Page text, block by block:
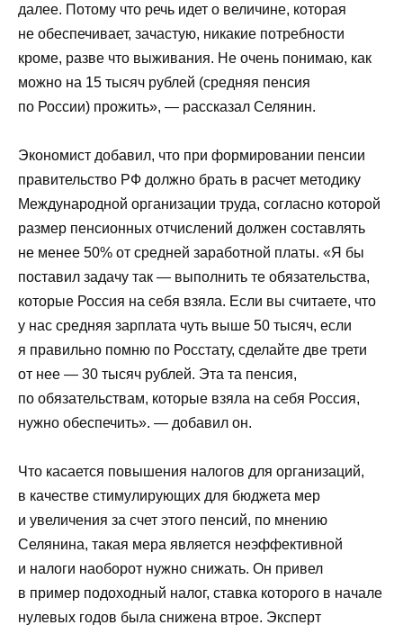
далее. Потому что речь идет о величине, которая
не обеспечивает, зачастую, никакие потребности
кроме, разве что выживания. Не очень понимаю, как
можно на 15 тысяч рублей (средняя пенсия
по России) прожить», — рассказал Селянин.
Экономист добавил, что при формировании пенсии
правительство РФ должно брать в расчет методику
Международной организации труда, согласно которой
размер пенсионных отчислений должен составлять
не менее 50% от средней заработной платы. «Я бы
поставил задачу так — выполнить те обязательства,
которые Россия на себя взяла. Если вы считаете, что
у нас средняя зарплата чуть выше 50 тысяч, если
я правильно помню по Росстату, сделайте две трети
от нее — 30 тысяч рублей. Эта та пенсия,
по обязательствам, которые взяла на себя Россия,
нужно обеспечить». — добавил он.
Что касается повышения налогов для организаций,
в качестве стимулирующих для бюджета мер
и увеличения за счет этого пенсий, по мнению
Селянина, такая мера является неэффективной
и налоги наоборот нужно снижать. Он привел
в пример подоходный налог, ставка которого в начале
нулевых годов была снижена втрое. Эксперт